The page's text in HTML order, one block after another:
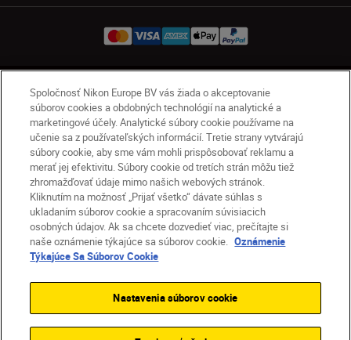
SK Nikon Sites
Kontakt
Oznámenie o ochrane osobných údajov
Podmienky používania
Nikon Store – zmluvné podmienky
Oznámenie týkajúce sa súborov cookie
Prístupnosť
Nastavenia súborov cookie
© 2026 Nikon
Spoločnosť Nikon Europe BV vás žiada o akceptovanie
súborov cookies a obdobných technológií na analytické a
marketingové účely. Analytické súbory cookie používame na
učenie sa z používateľských informácií. Tretie strany vytvárajú
súbory cookie, aby sme vám mohli prispôsobovať reklamu a
merať jej efektivitu. Súbory cookie od tretích strán môžu tiež
zhromažďovať údaje mimo našich webových stránok.
Kliknutím na možnosť „Prijať všetko“ dávate súhlas s
ukladaním súborov cookie a spracovaním súvisiacich
osobných údajov. Ak sa chcete dozvedieť viac, prečítajte si
naše oznámenie týkajúce sa súborov cookie. Oznámenie
Týkajúce Sa Súborov Cookie
Nastavenia súborov cookie